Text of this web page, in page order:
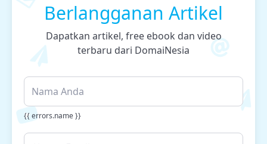
Berlangganan Artikel
Dapatkan artikel, free ebook dan video
terbaru dari DomaiNesia
{{ errors.name }}